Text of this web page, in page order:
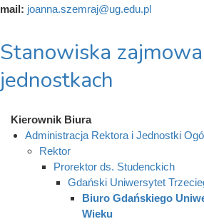
mail: joanna.szemraj@ug.edu.pl
Stanowiska
jednostkach
Kierownik Biura
Administracja Rektora i Jednostki
Rektor
Prorektor ds. Studenckich
Gdański Uniwersytet
Biuro Gdańskiego
Wieku